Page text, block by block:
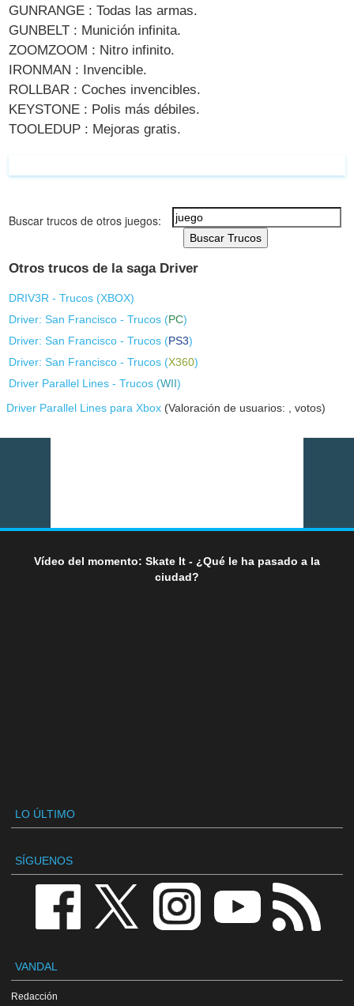
GUNRANGE : Todas las armas.
GUNBELT : Munición infinita.
ZOOMZOOM : Nitro infinito.
IRONMAN : Invencible.
ROLLBAR : Coches invencibles.
KEYSTONE : Polis más débiles.
TOOLEDUP : Mejoras gratis.
Buscar trucos de otros juegos:
Buscar Trucos
Otros trucos de la saga Driver
DRIV3R - Trucos (XBOX)
Driver: San Francisco - Trucos (PC)
Driver: San Francisco - Trucos (PS3)
Driver: San Francisco - Trucos (X360)
Driver Parallel Lines - Trucos (WII)
Driver Parallel Lines para Xbox (Valoración de usuarios: ,votos)
Vídeo del momento: Skate It - ¿Qué le ha pasado a la
ciudad?
LO ÚLTIMO
SÍGUENOS
VANDAL
Redacción